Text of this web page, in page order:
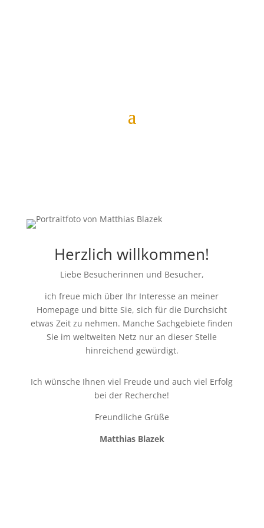
Herzlich willkommen!
Liebe Besucherinnen und Besucher,
ich freue mich über Ihr Interesse an meiner
Homepage und bitte Sie, sich für die Durchsicht
etwas Zeit zu nehmen. Manche Sachgebiete finden
Sie im weltweiten Netz nur an dieser Stelle
hinreichend gewürdigt.
Ich wünsche Ihnen viel Freude und auch viel Erfolg
bei der Recherche!
Freundliche Grüße
Matthias Blazek